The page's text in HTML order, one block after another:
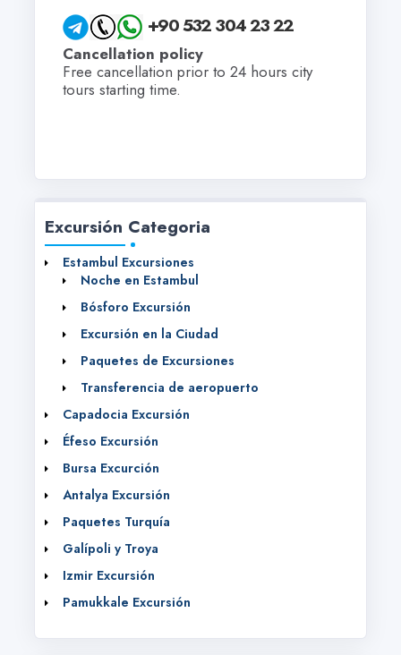
+90 532 304 23 22
Cancellation policy
Free cancellation prior to 24 hours city
tours starting time.
Excursión Categoria
Estambul Excursiones
Noche en Estambul
Bósforo Excursión
Excursión en la Ciudad
Paquetes de Excursiones
Transferencia de aeropuerto
Capadocia Excursión
Éfeso Excursión
Bursa Excurción
Antalya Excursión
Paquetes Turquía
Galípoli y Troya
Izmir Excursión
Pamukkale Excursión